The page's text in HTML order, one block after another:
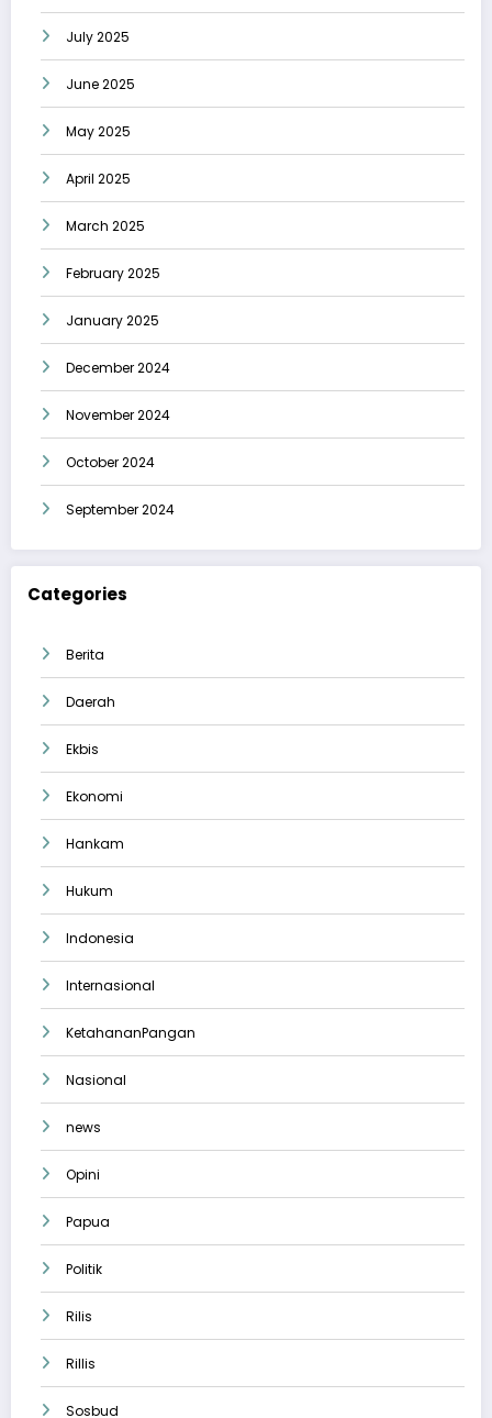
July 2025
June 2025
May 2025
April 2025
March 2025
February 2025
January 2025
December 2024
November 2024
October 2024
September 2024
Categories
Berita
Daerah
Ekbis
Ekonomi
Hankam
Hukum
Indonesia
Internasional
KetahananPangan
Nasional
news
Opini
Papua
Politik
Rilis
Rillis
Sosbud